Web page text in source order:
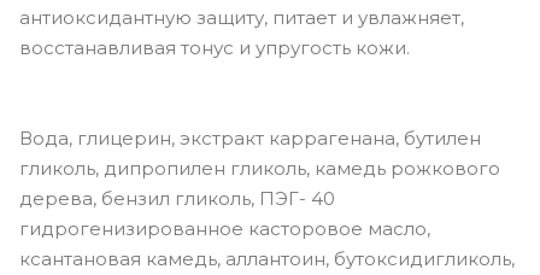
антиоксидантную защиту, питает и увлажняет,
восстанавливая тонус и упругость кожи.
Вода, глицерин, экстракт каррагенана, бутилен
гликоль, дипропилен гликоль, камедь рожкового
дерева, бензил гликоль, ПЭГ- 40
гидрогенизированное касторовое масло,
ксантановая камедь, аллантоин, бутоксидигликоль,